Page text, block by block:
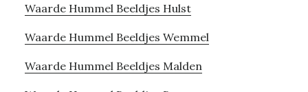
Waarde Hummel Beeldjes Hulst
Waarde Hummel Beeldjes Wemmel
Waarde Hummel Beeldjes Malden